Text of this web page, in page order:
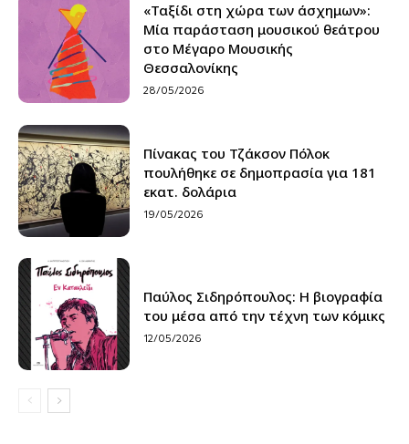
«Ταξίδι στη χώρα των άσχημων»:
Μία παράσταση μουσικού θεάτρου
στο Μέγαρο Μουσικής
Θεσσαλονίκης
28/05/2026
Πίνακας του Τζάκσον Πόλοκ
πουλήθηκε σε δημοπρασία για 181
εκατ. δολάρια
19/05/2026
Παύλος Σιδηρόπουλος: Η βιογραφία
του μέσα από την τέχνη των κόμικς
12/05/2026